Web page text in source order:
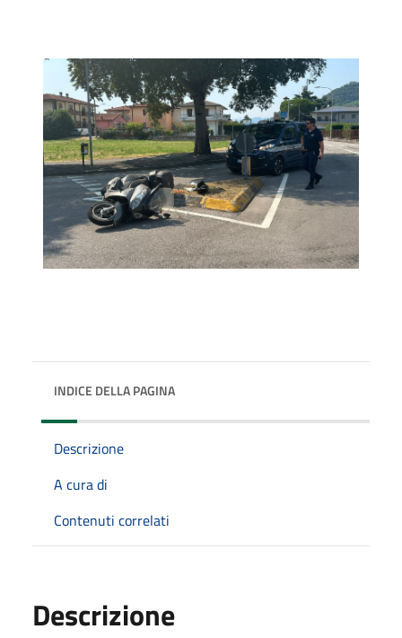
INDICE DELLA PAGINA
Descrizione
A cura di
Contenuti correlati
Descrizione